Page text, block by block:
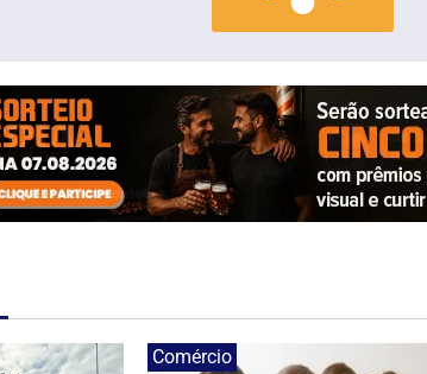
Comércio